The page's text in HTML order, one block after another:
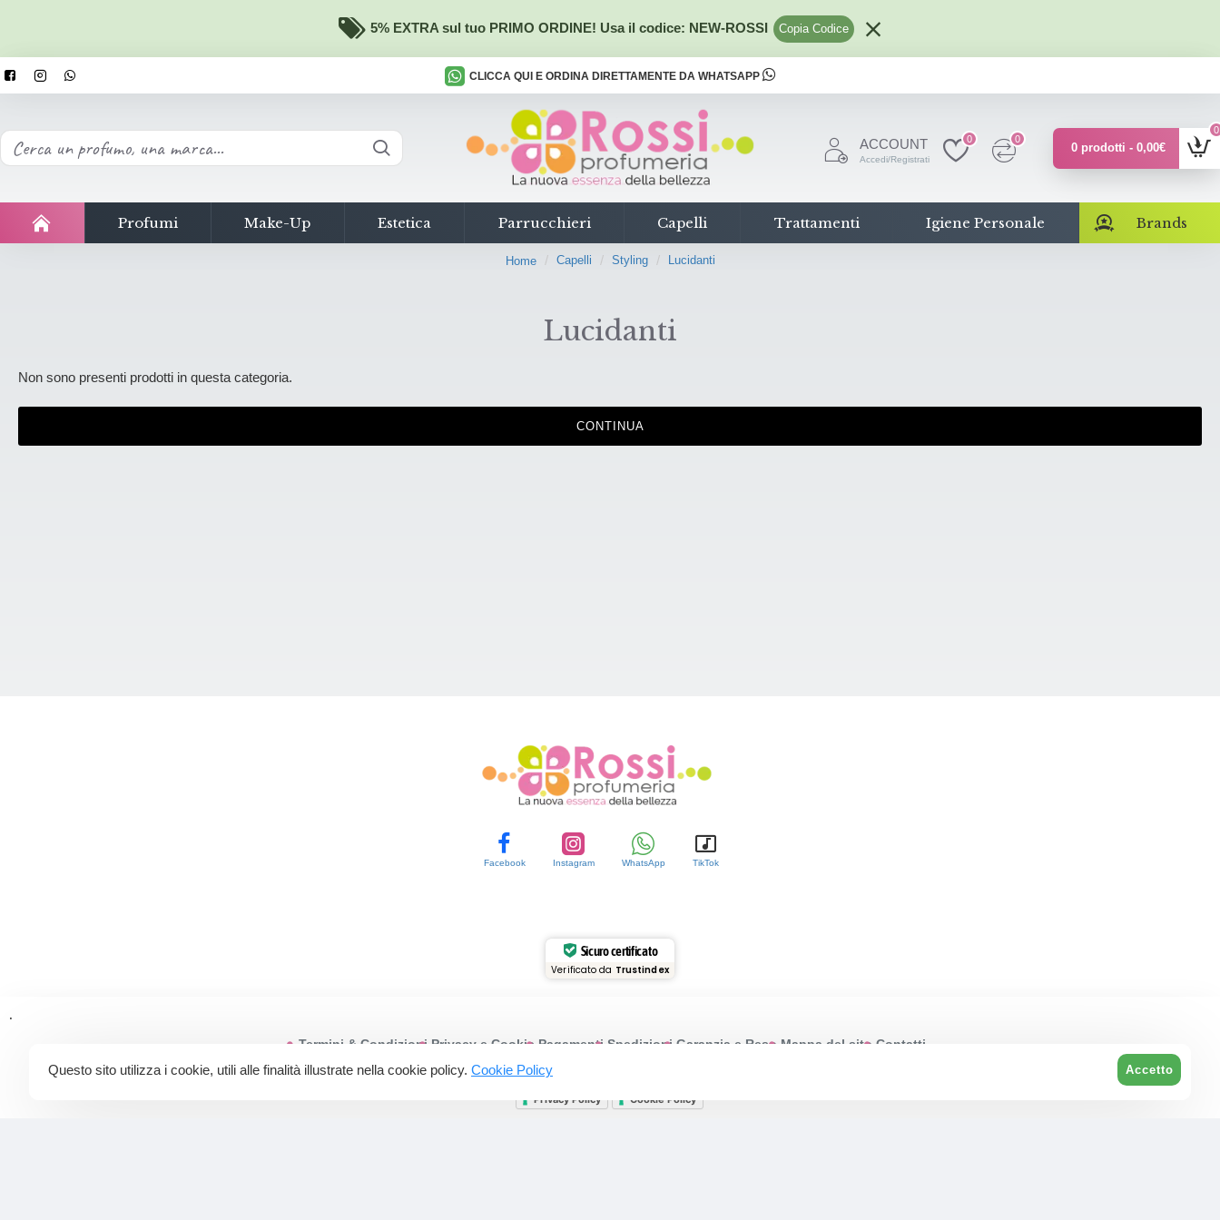
5% EXTRA sul tuo PRIMO ORDINE! Usa il codice: NEW-ROSSI Copia Codice
CLICCA QUI E ORDINA DIRETTAMENTE DA WHATSAPP
ACCOUNT
Accedi/Registrati
0 0
0 prodotti - 0,00€
0
Profumi Make-Up Estetica Parrucchieri Capelli Trattamenti Igiene Personale Brands
Home Capelli Styling Lucidanti
Lucidanti
Non sono presenti prodotti in questa categoria.
CONTINUA
Facebook Instagram WhatsApp TikTok
Sicuro certificato
Verificato da Trustindex
.
Termini & Condizioni Privacy e Cookie Pagamenti Spedizioni Garanzia e Reso Mappa del sito Contatti
© 2015-2025 Profumeriarossi.it | P.iva: 03200430613
Privacy Policy Cookie Policy
Accetto
Questo sito utilizza i cookie, utili alle finalità illustrate nella cookie policy. Cookie Policy